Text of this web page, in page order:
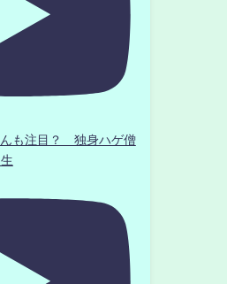
も注目？ 独身ハゲ僧